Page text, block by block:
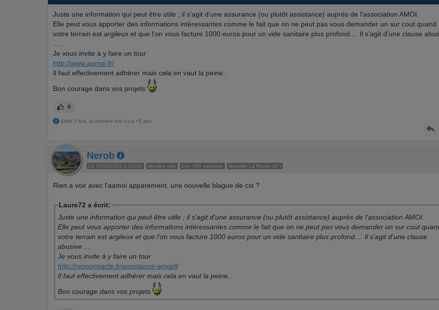
Juste une information qui peut être utile ; il s'agit d'une assurance (ou plutôt assistance) auprès de l'association AMOI.
Elle peut vous apporter des informations intéressantes comme le fait que on ne peut pas vous demander un sur cout quand
votre terrain est argileux et que l'on vous facture 1000 euros pour un vide sanitaire plus profond.... Il s'agit d'une clause
Je vous invite à y faire un tour
http://www.aamoi.fr/
Il faut effectivement adhérer mais cela en vaut la peine..
Bon courage dans vos projets
0
Edité 1 fois, la dernière fois il y a +5 ans.
Nerob
Le 15/03/2021 à 21h02 Membre utile Env. 400 message Neuviller La Roche (67)
Rien a voir avec l'aamoi apparement, une nouvelle blague de cst ?
Laure72 a écrit:
Juste une information qui peut être utile ; il s'agit d'une assurance (ou plutôt assistance) auprès de l'association AMOI.
Elle peut vous apporter des informations intéressantes comme le fait que on ne peut pas vous demander un sur cout
votre terrain est argileux et que l'on vous facture 1000 euros pour un vide sanitaire plus profond.... Il s'agit d'une clause
abusive ....
Je vous invite à y faire un tour
http://responsacte.fr/assistance-amoi/#
Il faut effectivement adhérer mais cela en vaut la peine..
Bon courage dans vos projets